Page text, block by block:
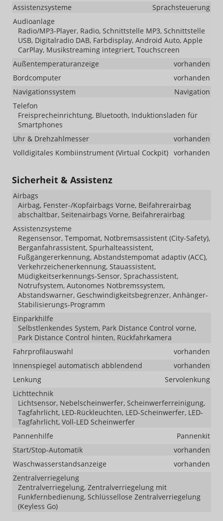
Assistenzsysteme
Sprachsteuerung
Audioanlage
Radio/MP3-Player, Radio, Schnittstelle MP3, Schnittstelle
USB, Digitalradio DAB, Farbdisplay, Android Auto, Apple
CarPlay, Musikstreaming integriert, Touchscreen
Außentemperaturanzeige
vorhanden
Bordcomputer
vorhanden
Navigationssystem
Navigation
Telefon
Freisprecheinrichtung, Bluetooth, Induktionsladen für
Smartphones
Uhr & Drehzahlmesser
vorhanden
Volldigitales Kombiinstrument (Virtual Cockpit) vorhanden
Sicherheit & Assistenz
Airbags
Airbag, Fenster-/Kopfairbags Vorne, Beifahrerairbag
abschaltbar, Seitenairbags Vorne, Beifahrerairbag
Assistenzsysteme
Regensensor, Tempomat, Notbremsassistent (City-Safety),
Berganfahrassistent, Spurhalteassistent,
Fußgängererkennung, Abstandstempomat adaptiv (ACC),
Verkehrzeichenerkennung, Stauassistent,
Müdigkeitserkennungs-Sensor, Sprachassistent,
Notrufsystem, Autonomes Notbremssystem,
Abstandswarner, Geschwindigkeitsbegrenzer, Anhänger-
Stabilisierungs-Programm
Einparkhilfe
Selbstlenkendes System, Park Distance Control vorne,
Park Distance Control hinten, Rückfahrkamera
Fahrprofilauswahl
vorhanden
Innenspiegel automatisch abblendend
vorhanden
Lenkung
Servolenkung
Lichttechnik
Lichtsensor, Nebelscheinwerfer, Scheinwerferreinigung,
Tagfahrlicht, LED-Rückleuchten, LED-Scheinwerfer, LED-
Tagfahrlicht, Voll-LED Scheinwerfer
Pannenhilfe
Pannenkit
Start/Stop-Automatik
vorhanden
Waschwasserstandsanzeige
vorhanden
Zentralverriegelung
Zentralverriegelung, Zentralverriegelung mit
Funkfernbedienung, Schlüssellose Zentralverriegelung
(Keyless Go)